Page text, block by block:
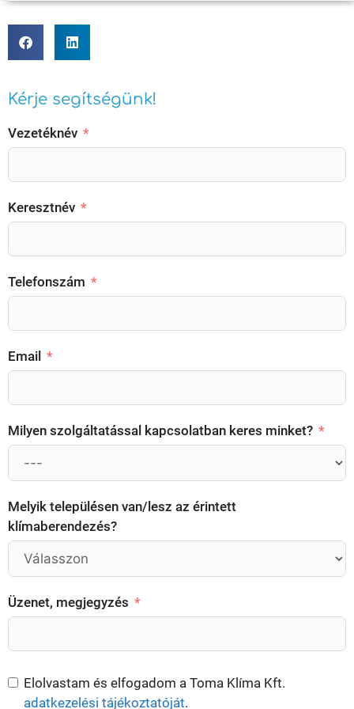
Kérje segítségünk!
Vezetéknév
Keresztnév
Telefonszám
Email
Milyen szolgáltatással kapcsolatban keres minket?
Melyik településen van/lesz az érintett
klímaberendezés?
Üzenet, megjegyzés
Elolvastam és elfogadom a Toma Klíma Kft.
adatkezelési tájékoztatóját.